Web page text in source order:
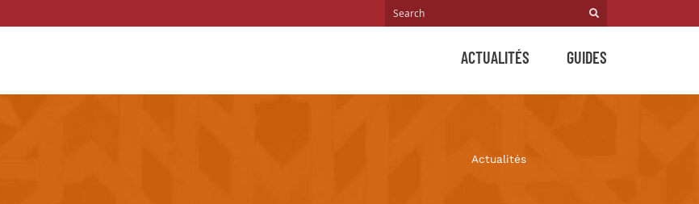
ACTUALITÉS GUIDES
Actualités